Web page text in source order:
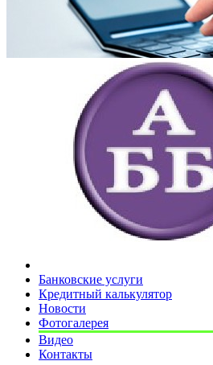
Банковские услуги
Кредитный калькулятор
Новости
Фотогалерея
Видео
Контакты